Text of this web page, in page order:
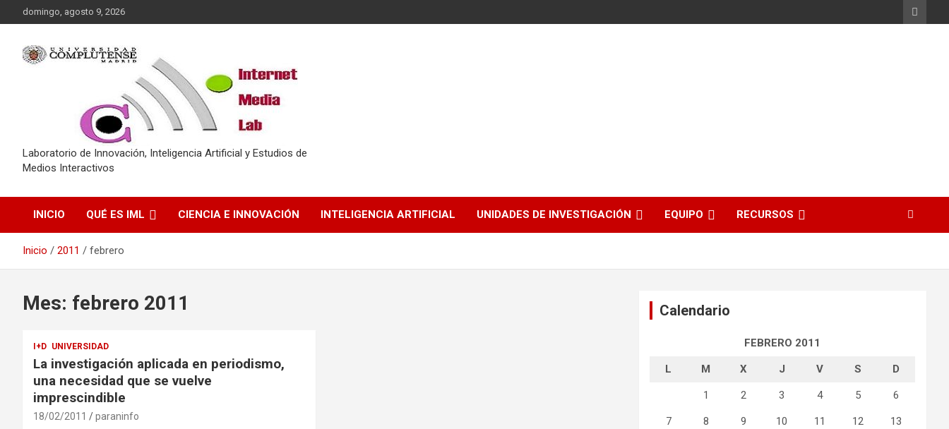
al
domingo, agosto 9, 2026
Laboratorio de Innovación, Inteligencia Artificial y Estudios de
Medios Interactivos
INICIO QUÉ ES IML CIENCIA E INNOVACIÓN INTELIGENCIA ARTIFICIAL UNIDADES DE INVESTIGACIÓN EQUIPO RECURSOS
Inicio 2011 febrero
Mes: febrero 2011
I+D UNIVERSIDAD
La investigación aplicada en periodismo,
una necesidad que se vuelve
imprescindible
18/02/2011 paraninfo
Calendario
FEBRERO 2011
L M X J V S D
1 2 3 4 5 6
7 8 9 10 11 12 13